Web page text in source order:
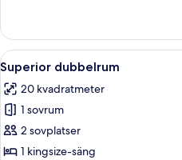
dubbelrum
tillgänglighetsanpassat
badkar
Öppna
alla
foton
för
Superior
dubbelrum
6
Superior dubbelrum
20 kvadratmeter
1 sovrum
2 sovplatser
1 kingsize-säng